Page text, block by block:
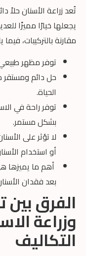
تُعد زراعة الأسنان حلاً
يجعلها خيارًا مميزًا
مقارنة بالتركيبات، فيما
توفر مظهر
حل دائم ومستقر
الحياة.
توفر راحة في
بشكل مستمر.
لا تؤثر على
أو استخدام
أهم ما يميزها
بعد فقدان
الفرق بين
وزراعة
التكاليف